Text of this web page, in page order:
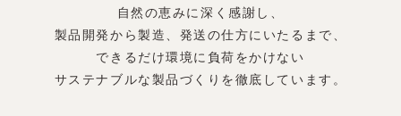
自然の恵みに深く感謝し、
製品開発から製造、発送の仕方にいたるまで、
できるだけ環境に負荷をかけない
サステナブルな製品づくりを徹底しています。